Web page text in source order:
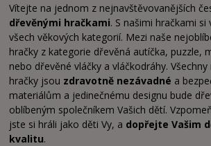
Vítejte na jednom z nejnavštěvovanějších
dřevěnými hračkami. S našimi hračkami
všech věkových kategorií. Mezi naše
hračky z kategorie dřevěná autíčka, puzzle,
nebo dřevěné vláčky a vláčkodráhy.
hračky jsou zdravotně nezávadné a
materiálům a jedinečnému designu bude
oblíbeným společníkem Vašich dětí.
jste si hráli jako děti Vy, a dopřejte Vašim
kvalitu.